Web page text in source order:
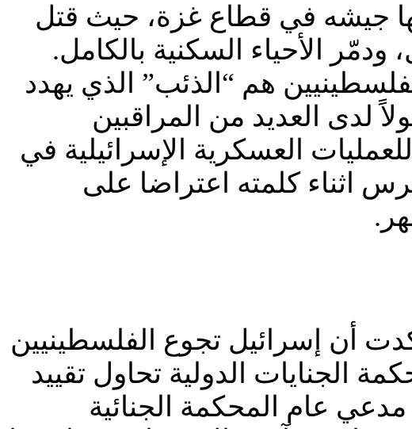
جيشه في قطاع غزة، حيث قتل
الأحياء السكنية بالكامل.
هم “الذئب” الذي يهدد
لدى العديد من المراقبين
العسكرية الإسرائيلية في
اثناء كلمته اعتراضا على
أن إسرائيل تجوع الفلسطينيين
الجنايات الدولية تحاول تقييد
عام المحكمة الجنائية